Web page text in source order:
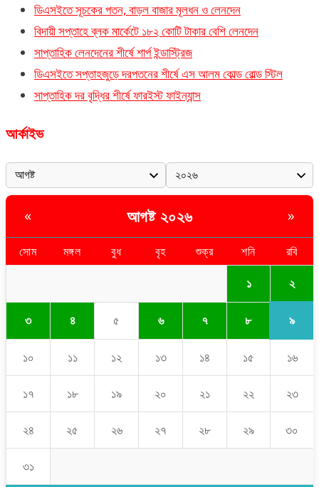
ডিএসইতে সূচকের পতন, বাড়ল বাজার মূলধন ও লেনদেন
বিদায়ী সপ্তাহে ব্লক মার্কেটে ১৮২ কোটি টাকার বেশি লেনদেন
সাপ্তাহিক লেনদেনের শীর্ষে শার্প ইন্ডাস্ট্রিজ
ডিএসইতে সপ্তাহজুড়ে দরপতনের শীর্ষে এস আলম কোল্ড রোল্ড স্টিল
সাপ্তাহিক দর বৃদ্ধির শীর্ষে ফারইস্ট ফাইন্যান্স
আর্কাইভ
« আগষ্ট ২০২৬ »
সোম মঙ্গল বুধ বৃহ শুক্র শনি রবি
১ ২
৩ ৪ ৫ ৬ ৭ ৮ ৯
১০ ১১ ১২ ১৩ ১৪ ১৫ ১৬
১৭ ১৮ ১৯ ২০ ২১ ২২ ২৩
২৪ ২৫ ২৬ ২৭ ২৮ ২৯ ৩০
৩১